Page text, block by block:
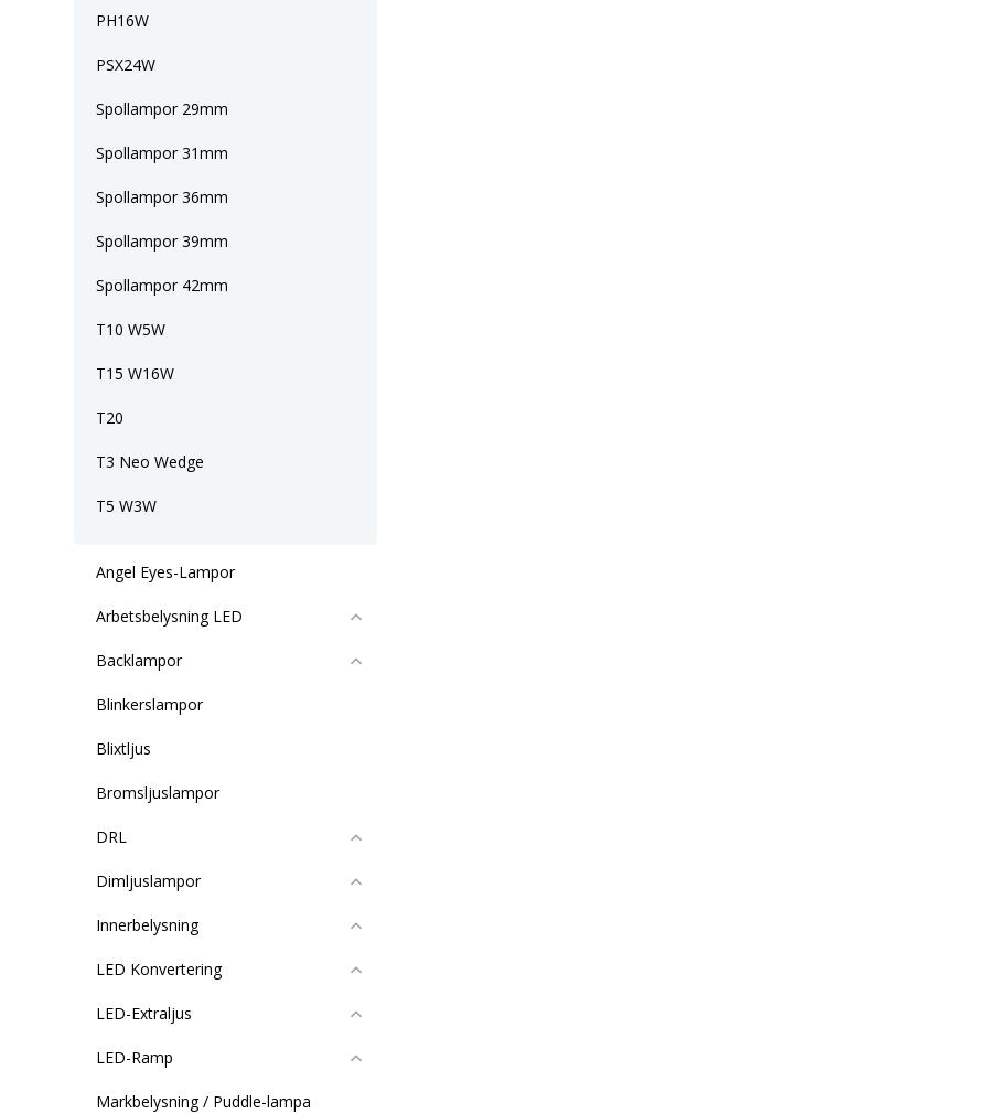
PH16W
PSX24W
Spollampor 29mm
Spollampor 31mm
Spollampor 36mm
Spollampor 39mm
Spollampor 42mm
T10 W5W
T15 W16W
T20
T3 Neo Wedge
T5 W3W
Angel Eyes-Lampor
Arbetsbelysning LED
Backlampor
Blinkerslampor
Blixtljus
Bromsljuslampor
DRL
Dimljuslampor
Innerbelysning
LED Konvertering
LED-Extraljus
LED-Ramp
Markbelysning / Puddle-lampa